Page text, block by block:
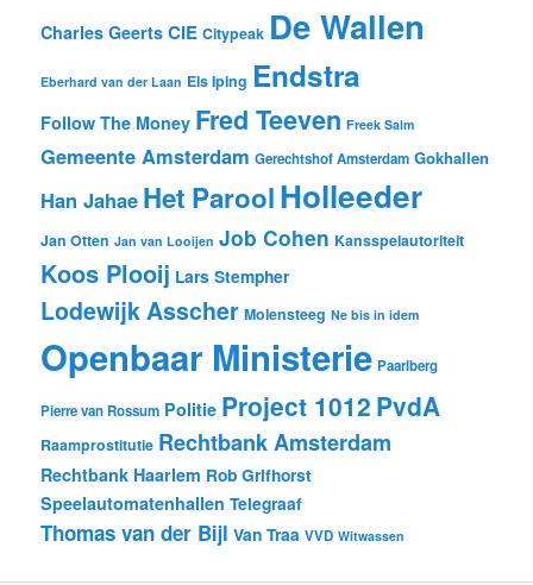
Charles Geerts CIE Citypeak De Wallen
Eberhard van der Laan Els Iping Endstra
Follow The Money Fred Teeven Freek Salm
Gemeente Amsterdam Gerechtshof Amsterdam Gokhallen
Han Jahae Het ParoolHolleeder
Jan Otten Jan van Looijen Job Cohen Kansspelautoriteit
Koos Plooij Lars Stempher
Lodewijk Asscher Molensteeg Ne bis in idem
Openbaar Ministerie Paarlberg
Pierre van Rossum Politie Project 1012 PvdA
Raamprostitutie Rechtbank Amsterdam
Rechtbank Haarlem Rob Grifhorst
Speelautomatenhallen Telegraaf
Thomas van der Bijl Van Traa VVD Witwassen